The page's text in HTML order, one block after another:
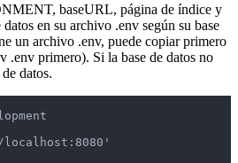
baseURL, página de índice y
en su archivo .env según su base
un archivo .env, puede copiar primero
.env primero). Si la base de datos no
datos.
localhost:8080'